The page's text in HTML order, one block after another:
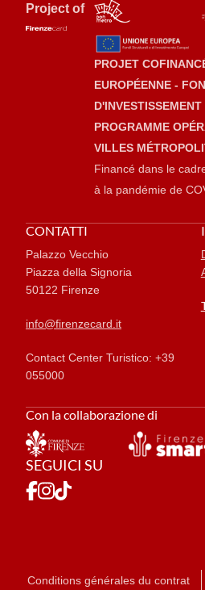
Project of
PROJET
EUROPÉENNE -
PROGRAMME
VILLES
Financé dans le
à la pandémie de
CONTATTI
Palazzo Vecchio
Piazza della Signoria
50122 Firenze
info@firenzecard.it
Contact Center Turistico: +39
055000
Con la collaborazione di
SEGUICI SU
Conditions générales du contrat